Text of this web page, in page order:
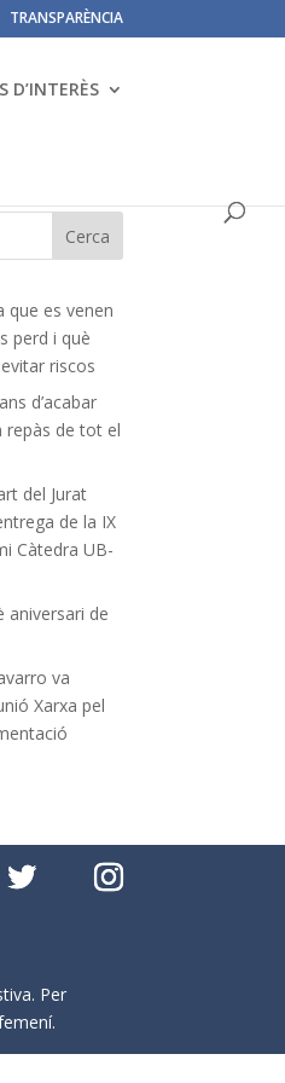
TRANSPARÈNCIA
D’INTERÈS
que es venen
perd i què
riscos
d’acabar
repàs de tot el
del Jurat
de la IX
Càtedra UB-
aniversari de
va
Xarxa pel
Per